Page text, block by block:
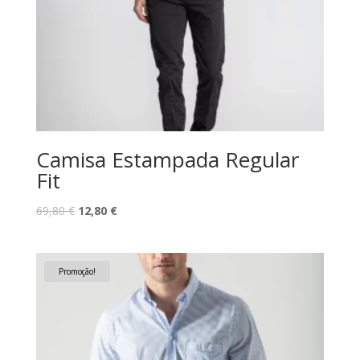
Camisa Estampada Regular
Fit
69,80€ O
era:
12,80 €O
12,80 €.
Promoção!